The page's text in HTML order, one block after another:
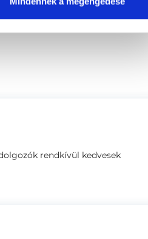
rendkívül kedvesek